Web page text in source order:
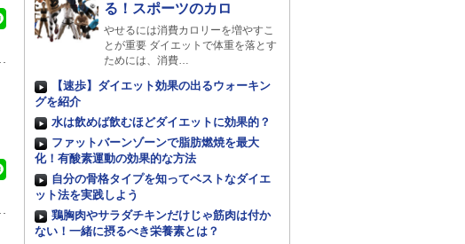
る！スポーツのカロ
やせるには消費カロリーを増やすこ
とが重要 ダイエットで体重を落とす
ためには、消費…
【速歩】ダイエット効果の出るウォーキン
グを紹介
水は飲めば飲むほどダイエットに効果的？
ファットバーンゾーンで脂肪燃焼を最大
化！有酸素運動の効果的な方法
自分の骨格タイプを知ってベストなダイエ
ット法を実践しよう
鶏胸肉やサラダチキンだけじゃ筋肉は付か
ない！一緒に摂るべき栄養素とは？